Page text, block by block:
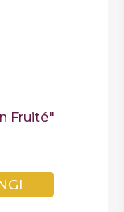
Fruité"